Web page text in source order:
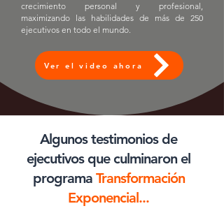
crecimiento personal y profesional,
maximizando las habilidades de más de 250
ejecutivos en todo el mundo.
Ver el video ahora
Algunos testimonios de
ejecutivos que culminaron el
programa Transformación
Exponencial...